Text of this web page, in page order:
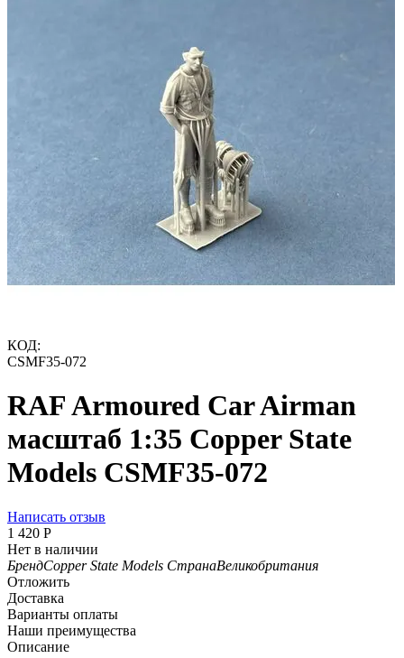
КОД:
CSMF35-072
RAF Armoured Car Airman
масштаб 1:35 Copper State
Models CSMF35-072
Написать отзыв
1 420 Р
Нет в наличии
БрендCopper State Models СтранаВеликобритания
Отложить
Доставка
Варианты оплаты
Наши преимущества
Описание